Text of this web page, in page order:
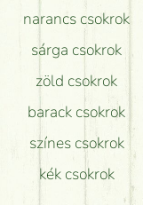
narancs csokrok
sárga csokrok
zöld csokrok
barack csokrok
színes csokrok
kék csokrok